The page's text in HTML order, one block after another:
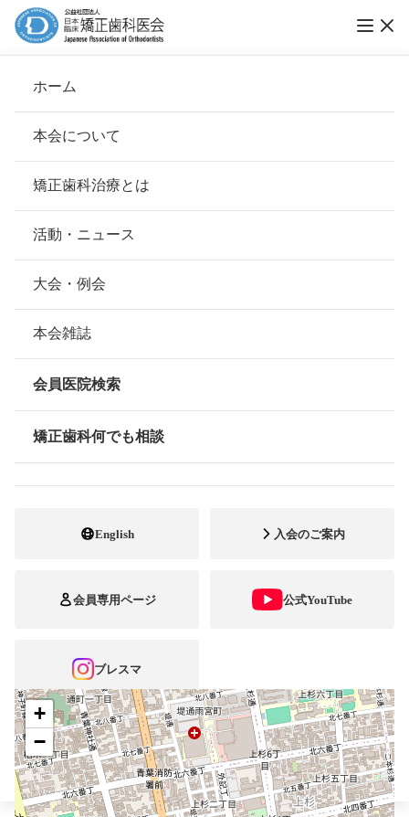
ホーム
本会について
会長挨拶
基本理念
組織について
本会の歴史
情報公開
矯正歯科治療とは
安心して治療を受けていただくための「6つの指針」
安心できる矯正歯科治療契約のための「7つの提言」
矯正歯科治療について
活動・ニュース
大会・例会
本会雑誌
会員医院検索
矯正歯科何でも相談
English 入会のご案内
会員専用ページ 公式YouTube
ブレスマ
ホーム 会員医院検索
伊藤矯正歯科クリニック
所在地
宮城県仙台市青葉区上杉1-7-25
電話番号 022-213-8541
矯正診断料算定施設
+
−